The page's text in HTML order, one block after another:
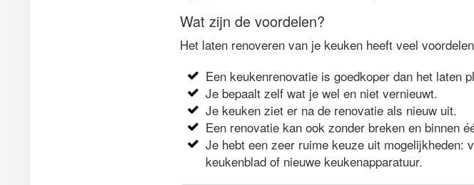
Wat zijn de voordelen?
Het laten renoveren van je keuken heeft veel
Een keukenrenovatie is goedkoper dan het laten
Je bepaalt zelf wat je wel en niet vernieuwt.
Je keuken ziet er na de renovatie als nieuw uit.
Een renovatie kan ook zonder breken en binnen
Je hebt een zeer ruime keuze uit
keukenblad of nieuwe keukenapparatuur.